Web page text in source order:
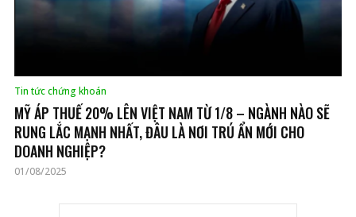
Tin tức chứng khoán
MỸ ÁP THUẾ 20% LÊN VIỆT NAM TỪ 1/8 – NGÀNH NÀO SẼ
RUNG LẮC MẠNH NHẤT, ĐÂU LÀ NƠI TRÚ ẨN MỚI CHO
DOANH NGHIỆP?
01/08/2025